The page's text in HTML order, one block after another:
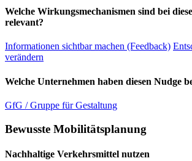
Welche Wirkungsmechanismen sind bei
relevant?
Informationen sichtbar machen (Feedback)
verändern
Welche Unternehmen haben diesen Nudge
GfG / Gruppe für Gestaltung
Bewusste Mobilitätsplanung
Nachhaltige Verkehrsmittel nutzen